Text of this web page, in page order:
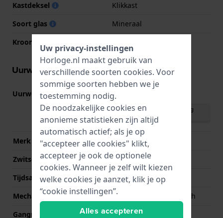
Kastdeksel
Klikkast
Soort glas
Mineraal
Kroon
Uurwerk informatie
Uurwerk nr. F6724
Download handleiding
(English)
Merk uurwerk
Orient
Zwitsers uurwerk
Nee
Tijdsaanduiding
Analoog
Mechanisme
Mechanisch automatisch
Gangreserve
40
Uw privacy-instellingen
Horloge.nl maakt gebruik van
verschillende soorten cookies. Voor
sommige soorten hebben we je
toestemming nodig.
De noodzakelijke cookies en
anonieme statistieken zijn altijd
automatisch actief; als je op
"accepteer alle cookies" klikt,
accepteer je ook de optionele
cookies. Wanneer je zelf wilt kiezen
welke cookies je aanzet, klik je op
“cookie instellingen”.
Alles accepteren